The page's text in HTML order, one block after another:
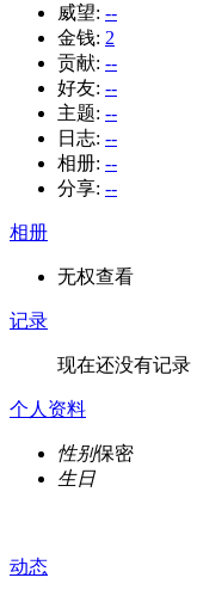
威望: --
金钱: 2
贡献: --
好友: --
主题: --
日志: --
相册: --
分享: --
相册
无权查看
记录
现在还没有记录
个人资料
性别保密
生日
动态